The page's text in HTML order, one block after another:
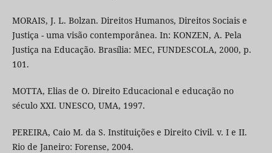
MORAIS, J. L. Bolzan. Direitos Humanos, Direitos Sociais e
Justiça - uma visão contemporânea. In: KONZEN, A. Pela
Justiça na Educação. Brasília: MEC, FUNDESCOLA, 2000, p.
101.
MOTTA, Elias de O. Direito Educacional e educação no
século XXI. UNESCO, UMA, 1997.
PEREIRA, Caio M. da S. Instituições e Direito Civil. v. I e II.
Rio de Janeiro: Forense, 2004.